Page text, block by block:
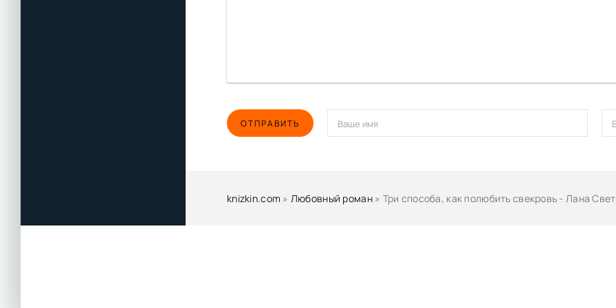
ОТПРАВИТЬ
knizkin.com » Любовный роман» Три способа, как полюбить свекровь - Лана